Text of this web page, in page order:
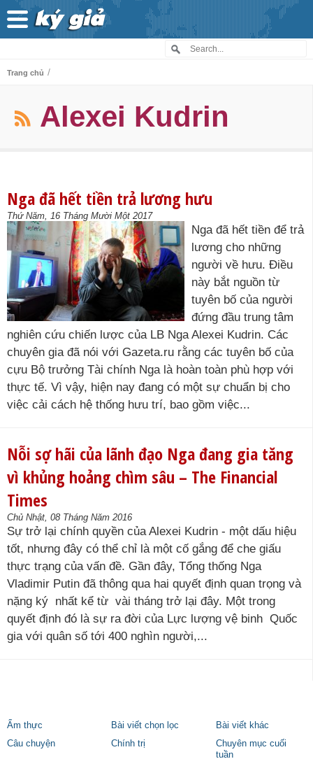
Trang chủ /
Alexei Kudrin
Nga đã hết tiền trả lương hưu
Thứ Năm, 16 Tháng Mười Một 2017
Nga đã hết tiền để trả
lương cho những
người về hưu. Điều
này bắt nguồn từ
tuyên bố của người
đứng đầu trung tâm
nghiên cứu chiến lược của LB Nga Alexei Kudrin. Các
chuyên gia đã nói với Gazeta.ru rằng các tuyên bố của
cựu Bộ trưởng Tài chính Nga là hoàn toàn phù hợp với
thực tế. Vì vậy, hiện nay đang có một sự chuẩn bị cho
việc cải cách hệ thống hưu trí, bao gồm việc...
Nỗi sợ hãi của lãnh đạo Nga đang gia tăng
vì khủng hoảng chìm sâu – The Financial
Times
Chủ Nhật, 08 Tháng Năm 2016
Sự trở lại chính quyền của Alexei Kudrin - một dấu hiệu
tốt, nhưng đây có thể chỉ là một cố gắng để che giấu
thực trạng của vấn đề. Gần đây, Tổng thống Nga
Vladimir Putin đã thông qua hai quyết định quan trọng và
nặng ký nhất kể từ vài tháng trở lại đây. Một trong
quyết định đó là sự ra đời của Lực lượng vệ binh Quốc
gia với quân số tới 400 nghìn người,...
Ẩm thực Bài viết chọn lọc
Bài viết khác
Câu chuyện
Chính trị
Chuyên mục cuối
tuần